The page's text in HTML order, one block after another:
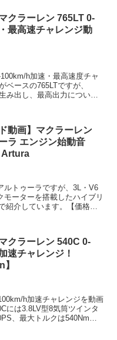
クラーレン 765LT 0-
最高速チャレンジ動
h加速・最高速度チャ
ベースの765LTですが、
み出し、最高出力について
動画】マクラーレン
ラ エンジン始動音
Artura
ルトゥーラですが、3L・V6
ーターを搭載したハイブリ
紹介しています。【価格・
クラーレン 540C 0-
速チャレンジ！
】
h加速チャレンジを動画
には3.8LV型8気筒ツインタ
、最大トルクは540Nmで